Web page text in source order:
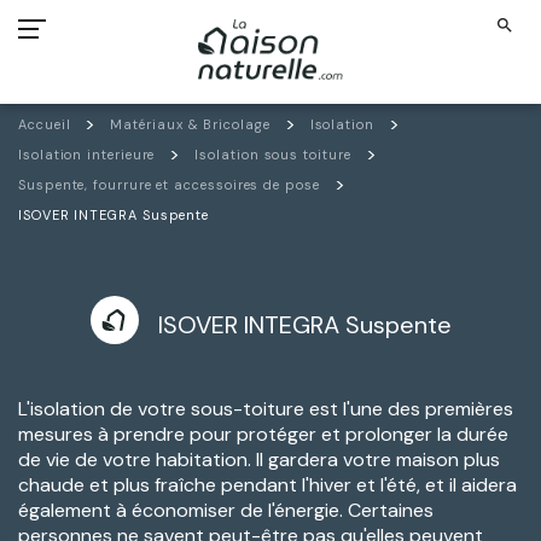
search
Accueil Matériaux & Bricolage
Isolation
Isolation interieure
Isolation sous toiture
Suspente, fourrure et accessoires de pose
ISOVER INTEGRA Suspente
ISOVER INTEGRA Suspente
L'isolation de votre sous-toiture est l'une des premières
mesures à prendre pour protéger et prolonger la durée
de vie de votre habitation. Il gardera votre maison plus
chaude et plus fraîche pendant l'hiver et l'été, et il aidera
également à économiser de l'énergie. Certaines
personnes ne savent peut-être pas qu'elles peuvent